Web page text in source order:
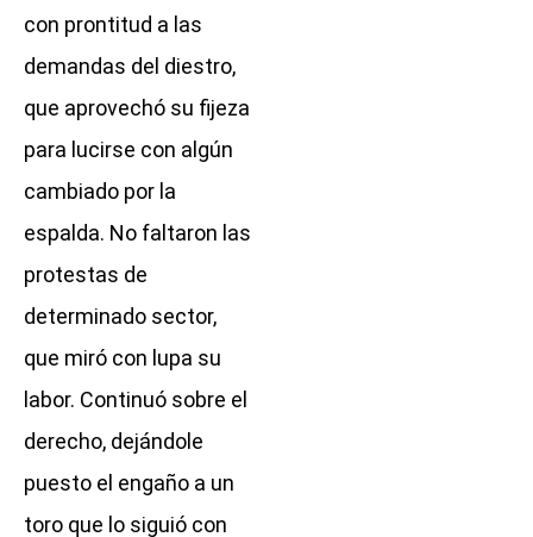
con prontitud a las
demandas del diestro,
que aprovechó su fijeza
para lucirse con algún
cambiado por la
espalda. No faltaron las
protestas de
determinado sector,
que miró con lupa su
labor. Continuó sobre el
derecho, dejándole
puesto el engaño a un
toro que lo siguió con